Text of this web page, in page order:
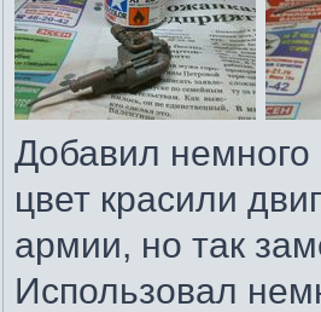
Добавил немного
цвет красили
армии, но так
Использовал